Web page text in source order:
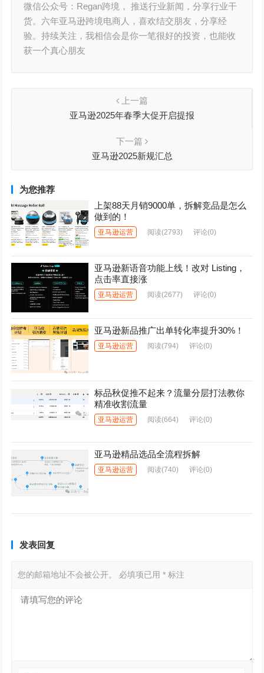
微信公众号：Regan跨境， 推送行业新闻，分享行业干
货。六年亚马逊跨境电商人，喜欢结交朋友，分享经
验。持续关注，我相信会是你一笔很好的投资，也能收
获一个真心朋友
上一篇
亚马逊2025年春季大促开启提报
下一篇
亚马逊2025新规汇总
为您推荐
上架88天月销9000单，拆解竞品是怎么
做到的！
亚马逊运营 阅读(2793) 评论(0)
亚马逊新语音功能上线！改对 Listing，
点击率直接涨
亚马逊运营 阅读(2677) 评论(0)
亚马逊新品推广出单转化率提升30%！
亚马逊运营 阅读(794) 评论(0)
标品秋促推不起来？流量分层打法教你
精准收割流量
亚马逊运营 阅读(664) 评论(0)
亚马逊精品选品全流程拆解
亚马逊运营 阅读(740) 评论(0)
发表回复
您的邮箱地址不会被公开。 必填项已用* 标注